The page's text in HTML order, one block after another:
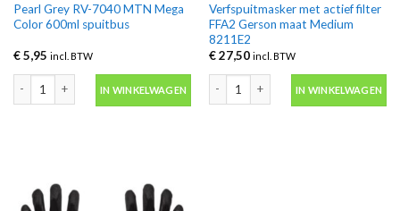
Pearl Grey RV-7040 MTN Mega
Color 600ml spuitbus
€5,95 incl. BTW
IN WINKELWAGEN
Verfspuitmasker met actief filter
FFA2 Gerson maat Medium
8211E2
€27,50 incl. BTW
IN WINKELWAGEN